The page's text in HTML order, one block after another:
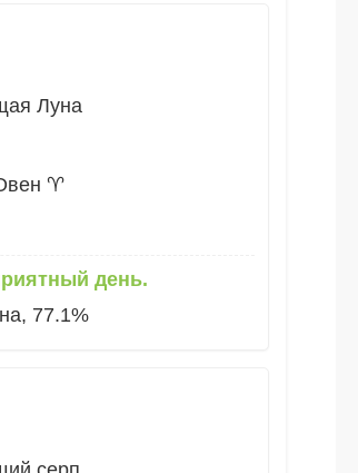
Луна
♈
день.
77.1%